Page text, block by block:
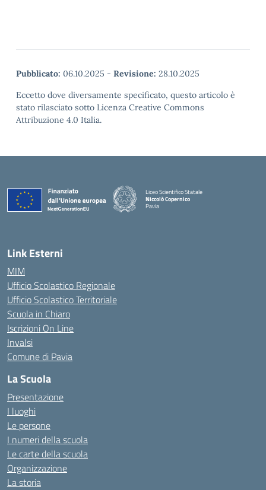
Pubblicato: 06.10.2025 - Revisione: 28.10.2025
Eccetto dove diversamente specificato, questo articolo è
stato rilasciato sotto Licenza Creative Commons
Attribuzione 4.0 Italia.
Liceo Scientifico Statale
Niccolò Copernico
Pavia
Link Esterni
MIM
Ufficio Scolastico Regionale
Ufficio Scolastico Territoriale
Scuola in Chiaro
Iscrizioni On Line
Invalsi
Comune di Pavia
La Scuola
Presentazione
I luoghi
Le persone
I numeri della scuola
Le carte della scuola
Organizzazione
La storia